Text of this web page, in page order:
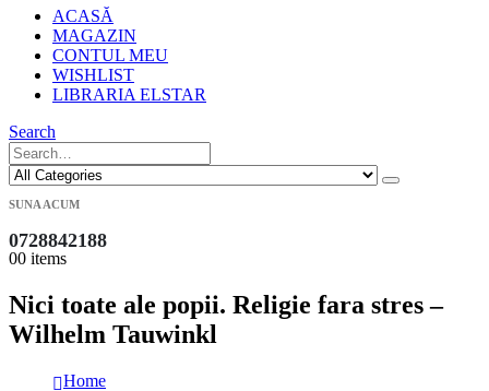
ACASĂ
MAGAZIN
CONTUL MEU
WISHLIST
LIBRARIA ELSTAR
Search
SUNA ACUM
0728842188
00 items
Nici toate ale popii. Religie fara stres –
Wilhelm Tauwinkl
Home